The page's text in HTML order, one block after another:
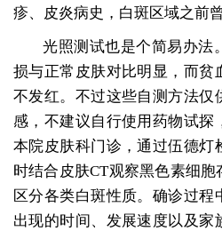
疹、皮炎病史，白斑区域之前
光照测试也是个简易办法
损与正常皮肤对比明显，而贫
不发红。不过这些自测方法仅
感，不建议自行使用药物试探
本院皮肤科门诊，通过伍德灯
时结合皮肤CT观察黑色素细
区分各类白斑性质。确诊过程
出现的时间、发展速度以及家